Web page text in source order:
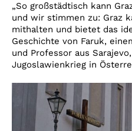
„So großstädtisch kann
und wir stimmen zu: Graz
mithalten und bietet das
Geschichte von Faruk,
und Professor aus
Jugoslawienkrieg in